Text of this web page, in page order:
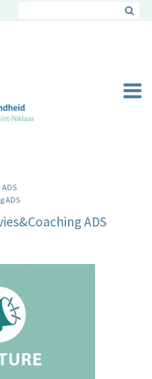
ADS
ADS